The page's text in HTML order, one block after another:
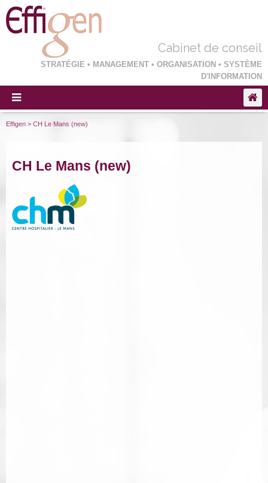
Cabinet de conseil
STRATÉGIE • MANAGEMENT • ORGANISATION • SYSTÈME
D'INFORMATION
Effigen > CH Le Mans (new)
CH Le Mans (new)